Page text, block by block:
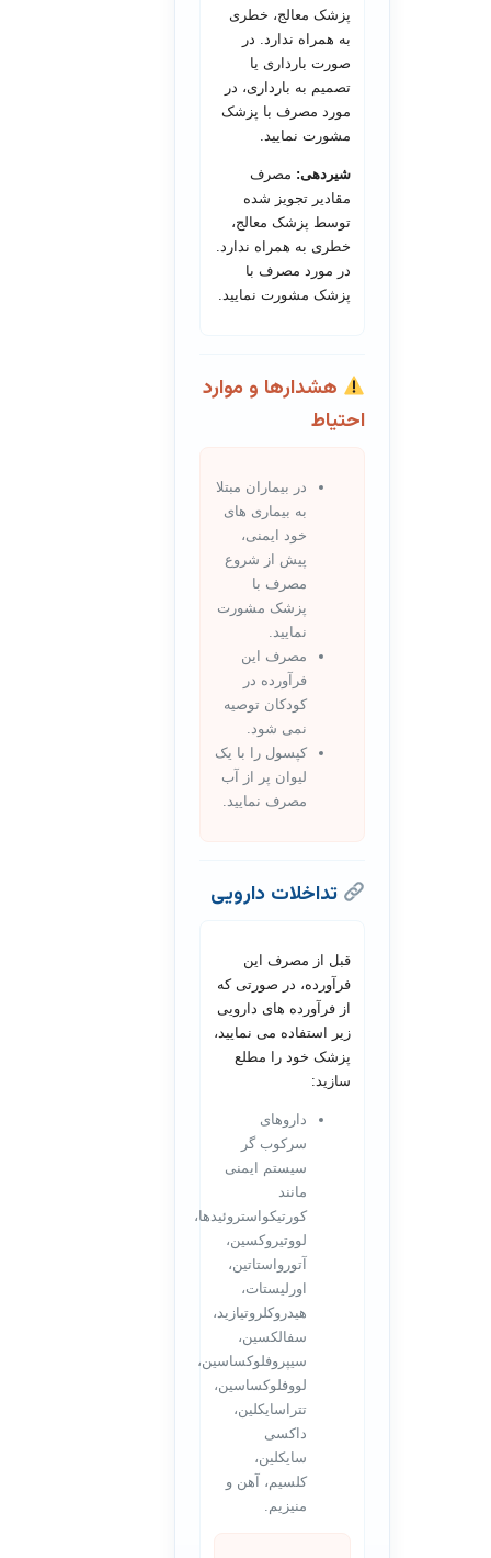
پزشک معالج، خطری
به همراه ندارد. در
صورت بارداری یا
تصمیم به بارداری، در
مورد مصرف با پزشک
مشورت نمایید.
شیردهی: مصرف
مقادیر تجویز شده
توسط پزشک معالج،
خطری به همراه ندارد.
در مورد مصرف با
پزشک مشورت نمایید.
هشدارها و موارد
احتیاط
در بیماران مبتلا
به بیماری های
خود ایمنی،
پیش از شروع
مصرف با
پزشک مشورت
نمایید.
مصرف این
فرآورده در
کودکان توصیه
نمی شود.
کپسول را با یک
لیوان پر از آب
مصرف نمایید.
تداخلات دارویی
قبل از مصرف این
فرآورده، در صورتی که
از فرآورده های دارویی
زیر استفاده می نمایید،
پزشک خود را مطلع
سازید:
داروهای
سرکوب گر
سیستم ایمنی
مانند
کورتیکواستروئیدها،
لووتیروکسین،
آتورواستاتین،
اورلیستات،
هیدروکلروتیازید،
سفالکسین،
سیپروفلوکساسین،
لووفلوکساسین،
تتراسایکلین،
داکسی
سایکلین،
کلسیم، آهن و
منیزیم.